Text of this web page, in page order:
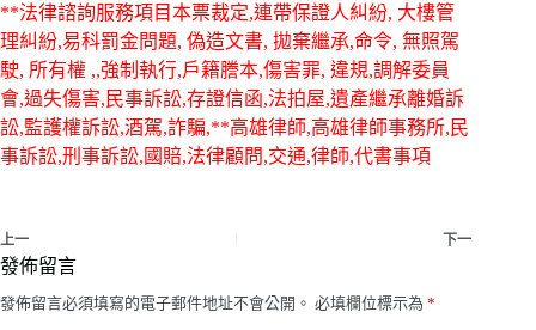
**法律諮詢服務項目本票裁定,連帶保證人糾紛, 大樓管
理糾紛,易科罰金問題, 偽造文書, 拋棄繼承,命令, 無照駕
駛, 所有權 ,,強制執行,戶籍謄本,傷害罪, 違規,調解委員
會,過失傷害,民事訴訟,存證信函,法拍屋,遺產繼承離婚訴
訟,監護權訴訟,酒駕,詐騙,**高雄律師,高雄律師事務所,民
事訴訟,刑事訴訟,國賠,法律顧問,交通,律師,代書事項
上一 下一
發佈留言
發佈留言必須填寫的電子郵件地址不會公開。 必填欄位標示為 *